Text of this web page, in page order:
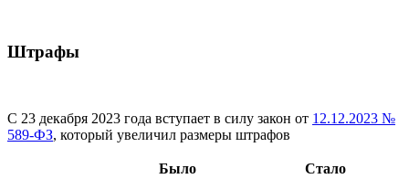
Штрафы
С 23 декабря 2023 года вступает в силу закон от 12.12.2023 №
589-ФЗ, который увеличил размеры штрафов
Было
Стало